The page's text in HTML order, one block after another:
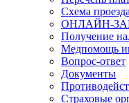
Схема проезда
ОНЛАЙН-
Получение
Медпомощь
Вопрос-ответ
Документы
Страховые